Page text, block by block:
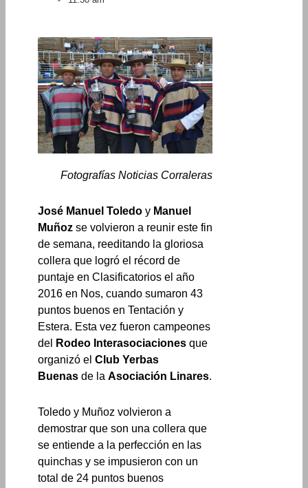
Fotografías Noticias Corraleras
José Manuel Toledoy Manuel
Muñoz se volvieron a reunir este fin
de semana, reeditando la gloriosa
collera que logró el récord de
puntaje en Clasificatorios el año
2016 en Nos, cuando sumaron 43
puntos buenos en Tentación y
Estera. Esta vez fueron campeones
del
Rodeo Interasociacionesque
organizó elClub Yerbas
Buenasde laAsociación Linares.
Toledo y Muñoz volvieron a
demostrar que son una collera que
se entiende a la perfección en las
quinchas y se impusieron con un
total de 24 puntos buenos